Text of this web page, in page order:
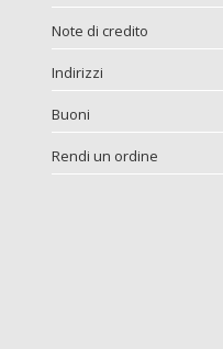
Note di credito
Indirizzi
Buoni
Rendi un ordine